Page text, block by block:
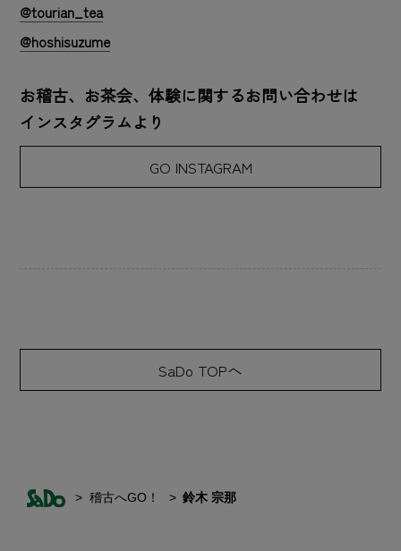
@tourian_tea
@hoshisuzume
お稽古、お茶会、体験に関するお問い合わせは
インスタグラムより
GO INSTAGRAM
SaDo TOPへ
稽古へGO！ 鈴木 宗那